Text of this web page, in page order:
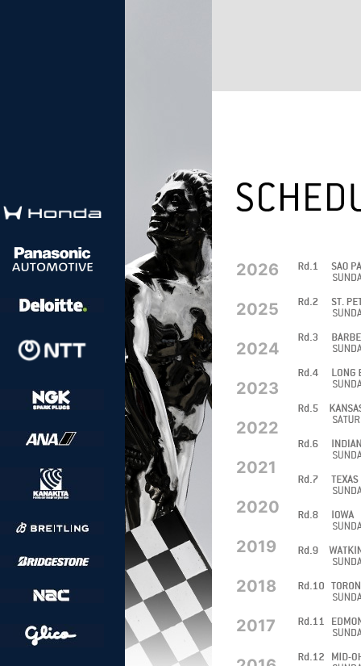
2026
2025
2024
2023
2022
2021
2020
2019
2018
2017